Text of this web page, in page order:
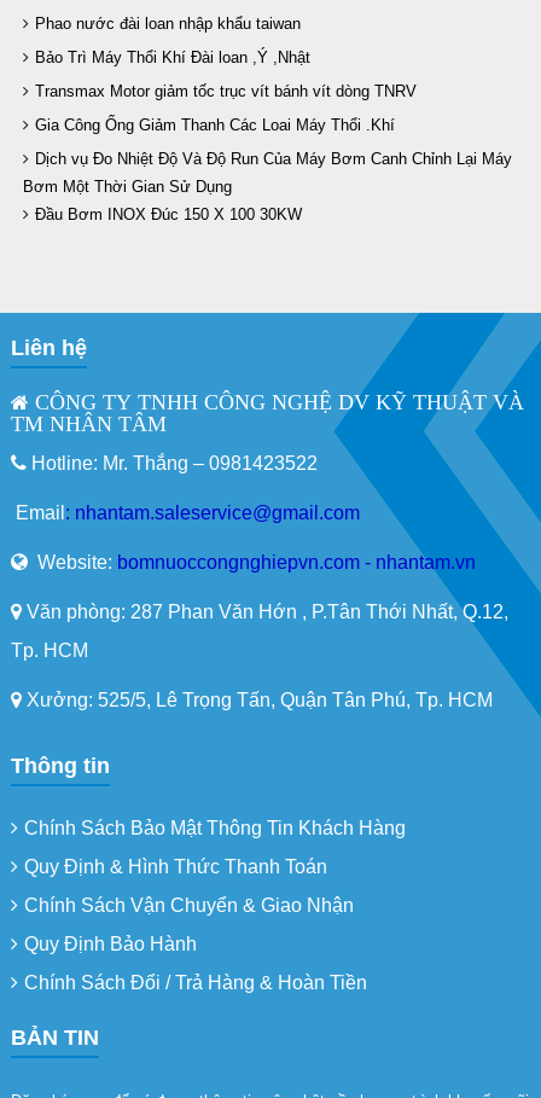
Phao nước đài loan nhập khẩu taiwan
Bảo Trì Máy Thổi Khí Đài loan ,Ý ,Nhật
Transmax Motor giảm tốc trục vít bánh vít dòng TNRV
Gia Công Ống Giảm Thanh Các Loai Máy Thổi .Khí
Dịch vụ Đo Nhiệt Độ Và Độ Run Của Máy Bơm Canh Chỉnh Lại Máy
Bơm Một Thời Gian Sử Dụng
Đầu Bơm INOX Đúc 150 X 100 30KW
Liên hệ
CÔNG TY TNHH CÔNG NGHỆ DV KỸ THUẬT VÀ
TM NHÂN TÂM
Hotline: Mr. Thắng – 0981423522
Email : nhantam.saleservice@gmail.com
Website: bomnuoccongnghiepvn.com - nhantam.vn
Văn phòng: 287 Phan Văn Hớn , P.Tân Thới Nhất, Q.12,
Tp. HCM
Xưởng: 525/5, Lê Trọng Tấn, Quận Tân Phú, Tp. HCM
Thông tin
Chính Sách Bảo Mật Thông Tin Khách Hàng
Quy Định & Hình Thức Thanh Toán
Chính Sách Vận Chuyển & Giao Nhận
Quy Định Bảo Hành
Chính Sách Đổi / Trả Hàng & Hoàn Tiền
BẢN TIN